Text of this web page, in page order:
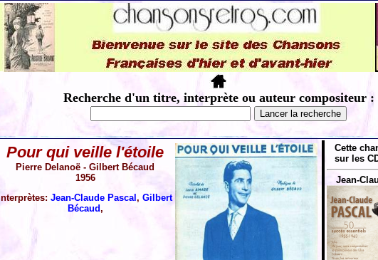
Recherche d'un titre, interprète ou auteur compositeur :
Pour qui veille l'étoile
Pierre Delanoë - Gilbert Bécaud
1956
Interprètes: Jean-Claude Pascal , Gilbert
Bécaud,
Cette
sur les
Jean-